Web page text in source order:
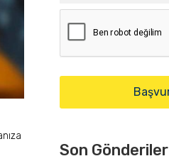
Son Gönderiler